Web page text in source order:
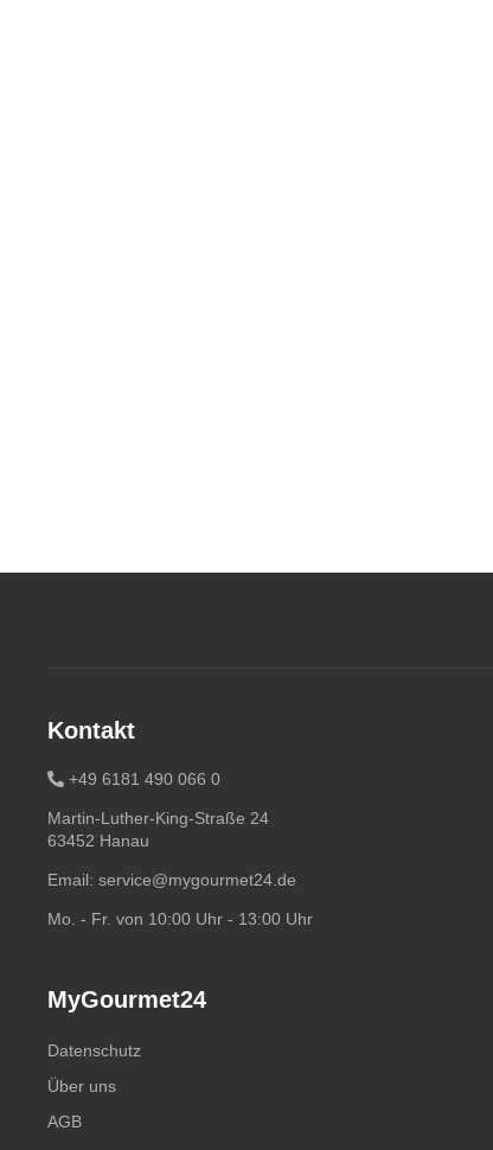
Kontakt
+49 6181 490 066 0
Martin-Luther-King-Straße 24
63452 Hanau
Email: service@mygourmet24.de
Mo. - Fr. von 10:00 Uhr - 13:00 Uhr
MyGourmet24
Datenschutz
Über uns
AGB